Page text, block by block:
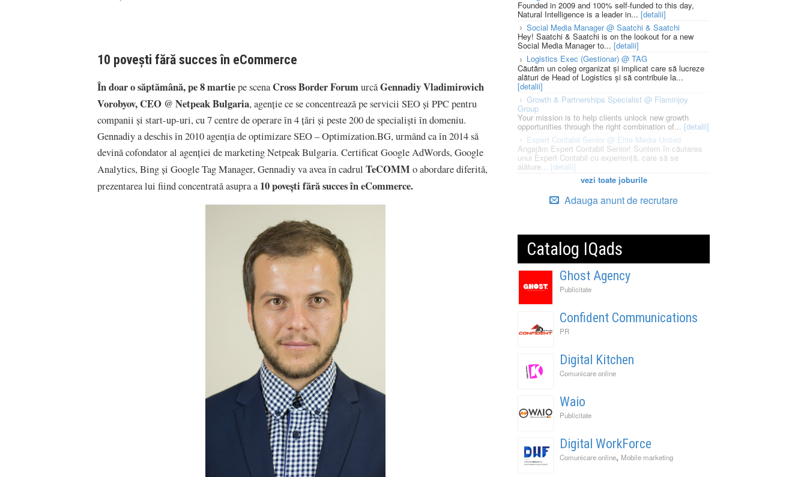
10 povești fără succes în eCommerce
În doar o săptămână, pe 8 martiepe scenaCross Border ForumurcăGennadiy Vladimirovich
Vorobyov, CEO @ Netpeak Bulgaria, agenție ce se concentrează pe servicii SEO și PPC pentru
companii și start-up-uri, cu 7 centre de operare în 4 țări și peste 200 de specialiști în domeniu.
Gennadiy a deschis în 2010 agenția de optimizare SEO – Optimization.BG, urmând ca în 2014 să
devină cofondator al agenției de marketing Netpeak Bulgaria. Certificat Google AdWords, Google
Analytics, Bing și Google Tag Manager, Gennadiy va avea în cadrul TeCOMM o abordare diferită,
prezentarea lui fiind concentrată asupra a 10 povești fără succes în eCommerce.
Founded in 2009 and 100% self-funded to this day,
Natural Intelligence is a leader in... [detalii]
Social Media Manager @ Saatchi & Saatchi
Hey! Saatchi & Saatchi is on the lookout for a new
Social Media Manager to... [detalii]
Logistics Exec (Gestionar) @ TAG
Căutăm un coleg organizat și implicat care să lucreze
alături de Head of Logistics și să contribuie la...
[detalii]
Growth & Partnerships Specialist @ Flaminjoy
Group
Your mission is to help clients unlock new growth
opportunities through the right combination of... [detalii]
Expert Contabil Senior @ Elite Media United
Angajăm Expert Contabil Senior! Suntem în căutarea
unui Expert Contabil cu experiență, care să se
alăture... [detalii]
vezi toate joburile
Adauga anunt de recrutare
Catalog IQads
Ghost Agency
Publicitate
Confident Communications
PR
Digital Kitchen
Comunicare online
Waio
Publicitate
Digital WorkForce
Comunicare online, Mobile marketing